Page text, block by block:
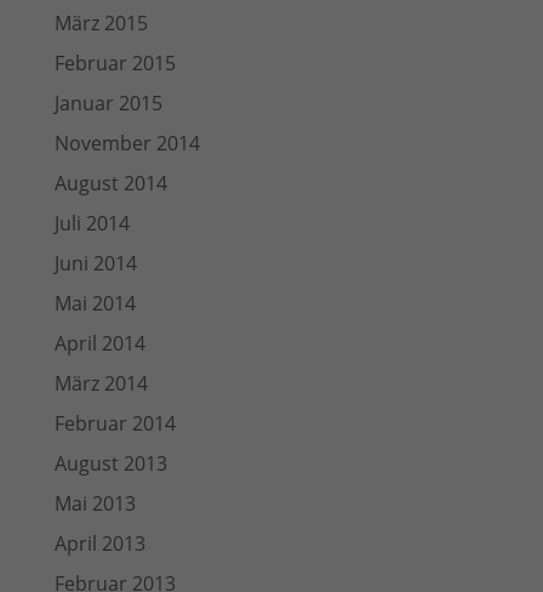
März 2015
Februar 2015
Januar 2015
November 2014
August 2014
Juli 2014
Juni 2014
Mai 2014
April 2014
März 2014
Februar 2014
August 2013
Mai 2013
April 2013
Februar 2013